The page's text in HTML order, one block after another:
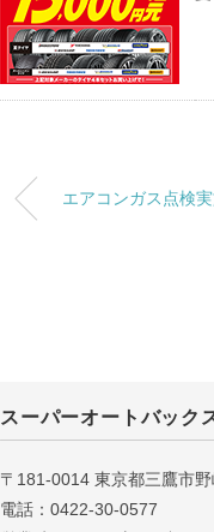
エアコンガス点検実
スーパーオートバック
〒181-0014 東京都三鷹市
電話：0422-30-0577